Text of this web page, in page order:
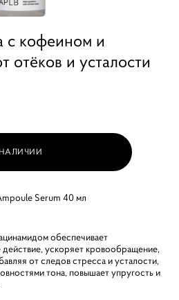
с кофеином и
отёков и усталости
Serum 40 мл
обеспечивает
ускоряет кровообращение,
от следов стресса и усталости,
тона, повышает упругость и